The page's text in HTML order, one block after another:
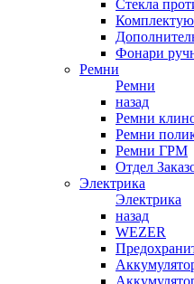
Стекла
Фонари
Ремни
Ремни
назад
Ремни
Ремни
Ремни ГРМ
Отдел
Электрика
Электрика
назад
WEZER